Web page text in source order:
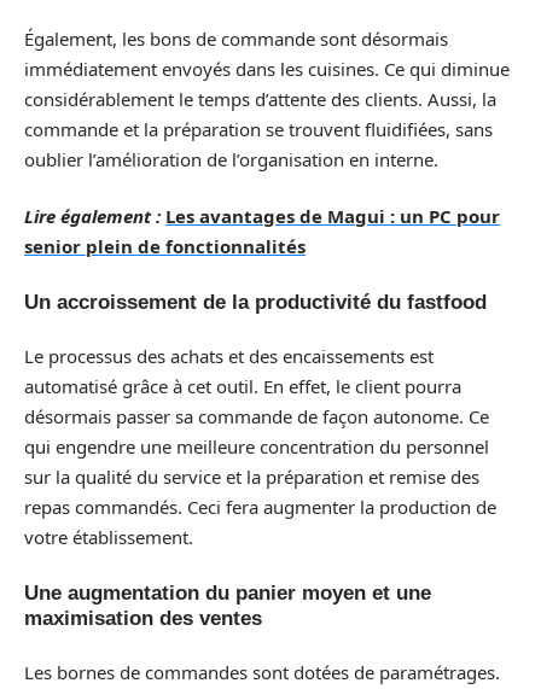
Également, les bons de commande sont désormais
immédiatement envoyés dans les cuisines. Ce qui diminue
considérablement le temps d’attente des clients. Aussi, la
commande et la préparation se trouvent fluidifiées, sans
oublier l’amélioration de l’organisation en interne.
Lire également : Les avantages de Magui : un PC pour
senior plein de fonctionnalités
Un accroissement de la productivité du fastfood
Le processus des achats et des encaissements est
automatisé grâce à cet outil. En effet, le client pourra
désormais passer sa commande de façon autonome. Ce
qui engendre une meilleure concentration du personnel
sur la qualité du service et la préparation et remise des
repas commandés. Ceci fera augmenter la production de
votre établissement.
Une augmentation du panier moyen et une
maximisation des ventes
Les bornes de commandes sont dotées de paramétrages.